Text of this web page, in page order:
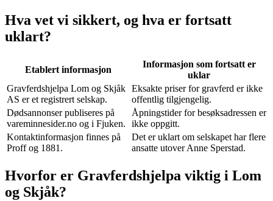
Hva vet vi sikkert, og hva er fortsatt
uklart?
Etablert informasjon
Informasjon som fortsatt er
uklar
Gravferdshjelpa Lom og Skjåk
AS er et registrert selskap.
Eksakte priser for gravferd er ikke
offentlig tilgjengelig.
Dødsannonser publiseres på
vareminnesider.no og i Fjuken.
Åpningstider for besøksadressen er
ikke oppgitt.
Kontaktinformasjon finnes på
Proff og 1881.
Det er uklart om selskapet har flere
ansatte utover Anne Sperstad.
Hvorfor er Gravferdshjelpa viktig i Lom
og Skjåk?